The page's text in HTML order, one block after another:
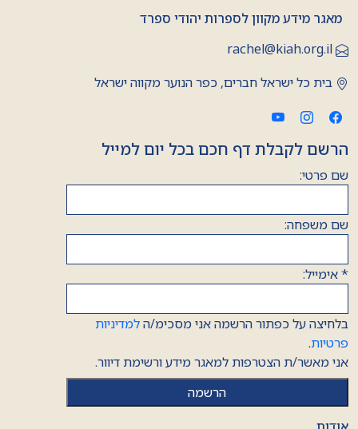
מאגר מידע מקוון לספרות יהודי ספרד
rachel@kiah.org.il
בית כל ישראל חברים, כפר הנוער מקווה ישראל
הרשם לקבלת דף חכם בכל יום למייל
שם פרטי:
שם משפחה:
*אימייל:
בלחיצה על כפתור הרשמה אני מסכימ/הלמדיניות
פרטיות.
אני מאשר/ת הצטרפות למאגר מידע ורשימת דיוור.